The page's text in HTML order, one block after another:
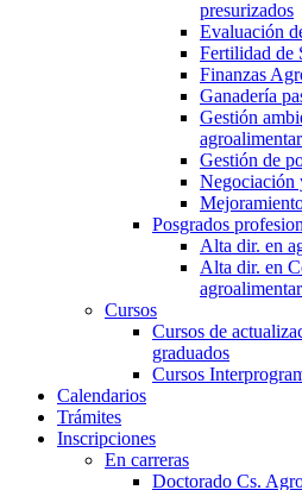
presurizados
Evaluación
Fertilidad de
Finanzas
Ganadería
Gestión
Gestión de
Negociación
Posgrados
Alta dir. en
Alta dir. en
Cursos
Cursos de
graduados
Cursos
Calendarios
Trámites
Inscripciones
En carreras
Doctorado Cs.